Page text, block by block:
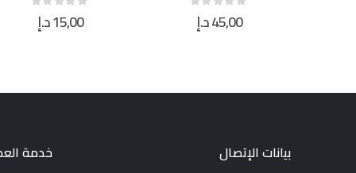
15,00د.إ 40,00د.إ
بيانات الإتصال خدمة